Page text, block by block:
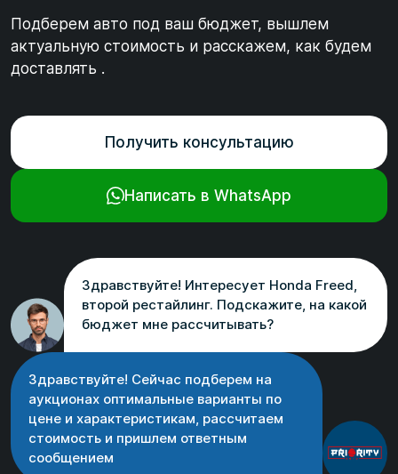
Подберем авто под ваш бюджет, вышлем
актуальную стоимость и расскажем, как будем
доставлять .
Получить консультацию
Написать в WhatsApp
Здравствуйте! Интересует Honda Freed,
второй рестайлинг. Подскажите, на какой
бюджет мне рассчитывать?
Здравствуйте! Сейчас подберем на
аукционах оптимальные варианты по
цене и характеристикам, рассчитаем
стоимость и пришлем ответным
сообщением